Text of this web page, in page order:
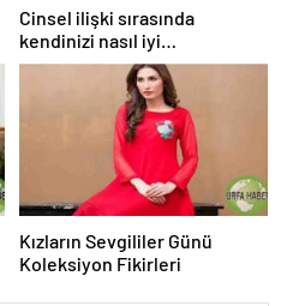
Cinsel ilişki sırasında
kendinizi nasıl iyi
korursunuz?
Kızların Sevgililer Günü
Koleksiyon Fikirleri